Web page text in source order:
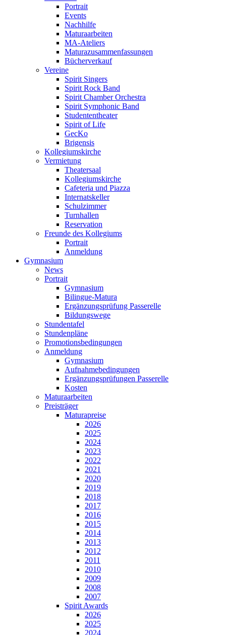
Portrait
Events
Nachhilfe
Maturaarbeiten
MA-Ateliers
Maturazusammenfassungen
Bücherverkauf
Vereine
Spirit Singers
Spirit Rock Band
Spirit Chamber Orchestra
Spirit Symphonic Band
Studententheater
Spirit of Life
GecKo
Brigensis
Kollegiumskirche
Vermietung
Theatersaal
Kollegiumskirche
Cafeteria und Piazza
Internatskeller
Schulzimmer
Turnhallen
Reservation
Freunde des Kollegiums
Portrait
Anmeldung
Gymnasium
News
Portrait
Gymnasium
Bilingue-Matura
Ergänzungsprüfung Passerelle
Bildungswege
Stundentafel
Stundenpläne
Promotionsbedingungen
Anmeldung
Gymnasium
Aufnahmebedingungen
Ergänzungsprüfungen Passerelle
Kosten
Maturaarbeiten
Preisträger
Maturapreise
2026
2025
2024
2023
2022
2021
2020
2019
2018
2017
2016
2015
2014
2013
2012
2011
2010
2009
2008
2007
Spirit Awards
2026
2025
2024